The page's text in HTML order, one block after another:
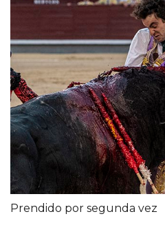
Prendido por segunda vez